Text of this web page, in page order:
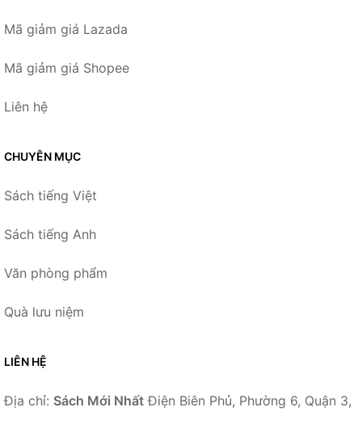
Mã giảm giá Lazada
Mã giảm giá Shopee
Liên hệ
CHUYÊN MỤC
Sách tiếng Việt
Sách tiếng Anh
Văn phòng phẩm
Quà lưu niệm
LIÊN HỆ
Địa chỉ: Sách Mới Nhất Điện Biên Phủ, Phường 6, Quận 3,